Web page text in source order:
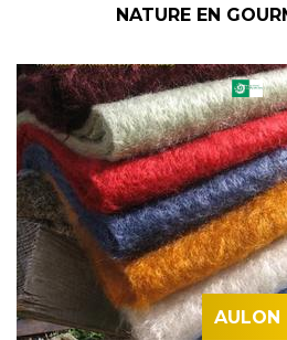
NATURE EN
AULON